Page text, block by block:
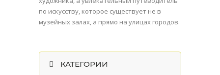
по искусству, которое существует не в
музейных залах, а прямо на улицах городов.
КАТЕГОРИИ